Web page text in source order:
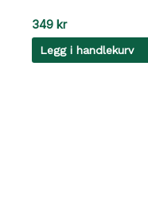
349 kr
Legg i handlekurv